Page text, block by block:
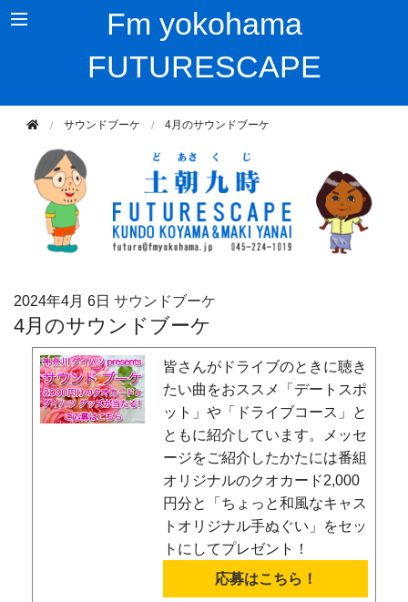
Fm yokohama
FUTURESCAPE
サウンドブーケ 4月のサウンドブーケ
2024年4月 6日 サウンドブーケ
4月のサウンドブーケ
皆さんがドライブのときに聴き
たい曲をおススメ「デートスポ
ット」や「ドライブコース」と
ともに紹介しています。メッセ
ージをご紹介したかたには番組
オリジナルのクオカード2,000
円分と「ちょっと和風なキャス
トオリジナル手ぬぐい」をセッ
トにしてプレゼント！
応募はこちら！